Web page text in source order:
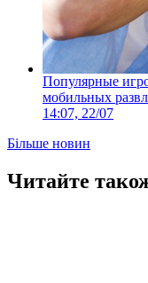
Популярные
мобильных
14:07, 22/07
Більше новин
Читайте